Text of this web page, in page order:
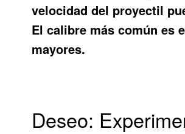
velocidad del proyectil
El calibre más común es
mayores.
Deseo: